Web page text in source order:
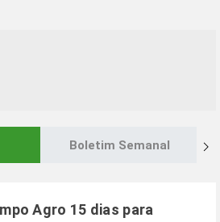
Boletim Semanal
Agro 15 dias para